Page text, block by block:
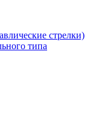
стрелки)
типа